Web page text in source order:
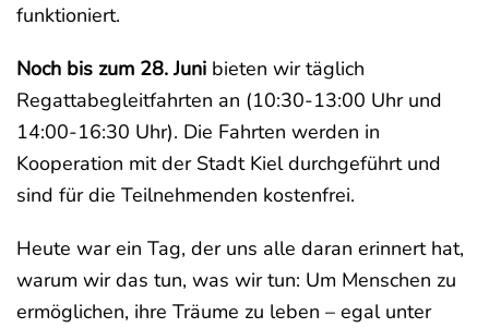
funktioniert.
Noch bis zum 28. Juni bieten wir täglich
Regattabegleitfahrten an (10:30-13:00 Uhr und
14:00-16:30 Uhr). Die Fahrten werden in
Kooperation mit der Stadt Kiel durchgeführt und
sind für die Teilnehmenden kostenfrei.
Heute war ein Tag, der uns alle daran erinnert hat,
warum wir das tun, was wir tun: Um Menschen zu
ermöglichen, ihre Träume zu leben – egal unter